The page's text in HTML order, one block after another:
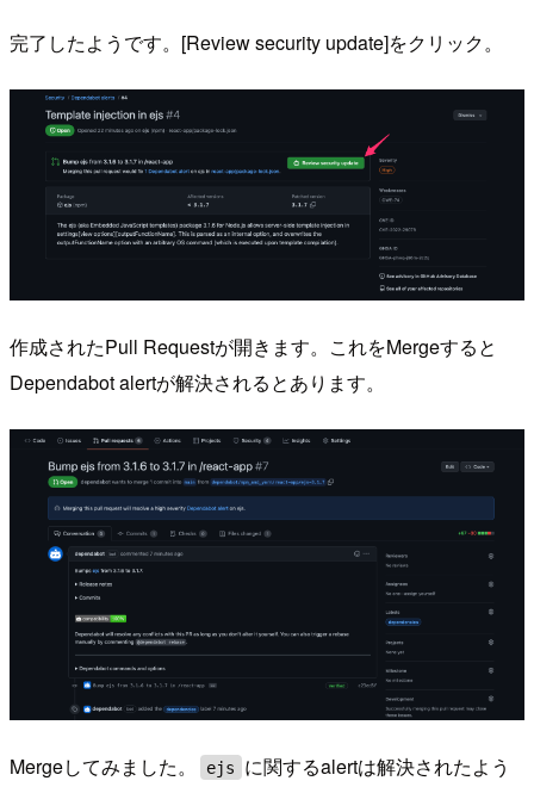
完了したようです。[Review security update]をクリック。
作成されたPull Requestが開きます。これをMergeすると
Dependabot alertが解決されるとあります。
Mergeしてみました。 ejs
に関するalertは解決されたよう